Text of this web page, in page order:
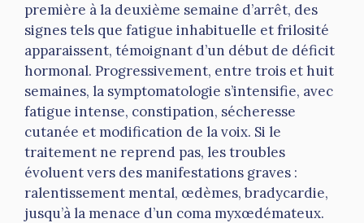
première à la deuxième semaine d’arrêt, des
signes tels que fatigue inhabituelle et frilosité
apparaissent, témoignant d’un début de déficit
hormonal. Progressivement, entre trois et huit
semaines, la symptomatologie s’intensifie, avec
fatigue intense, constipation, sécheresse
cutanée et modification de la voix. Si le
traitement ne reprend pas, les troubles
évoluent vers des manifestations graves :
ralentissement mental, œdèmes, bradycardie,
jusqu’à la menace d’un coma myxœdémateux.